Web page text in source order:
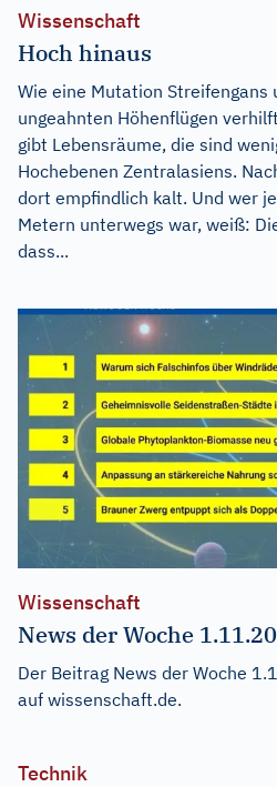
Wissenschaft
Hoch hinaus
Wie eine Mutation Streifengans
ungeahnten Höhenflügen
gibt Lebensräume, die sind
Hochebenen Zentralasiens.
dort empfindlich kalt. Und wer
Metern unterwegs war, weiß:
dass...
Wissenschaft
News der Woche
Der Beitrag News der Woche
auf wissenschaft.de.
Technik